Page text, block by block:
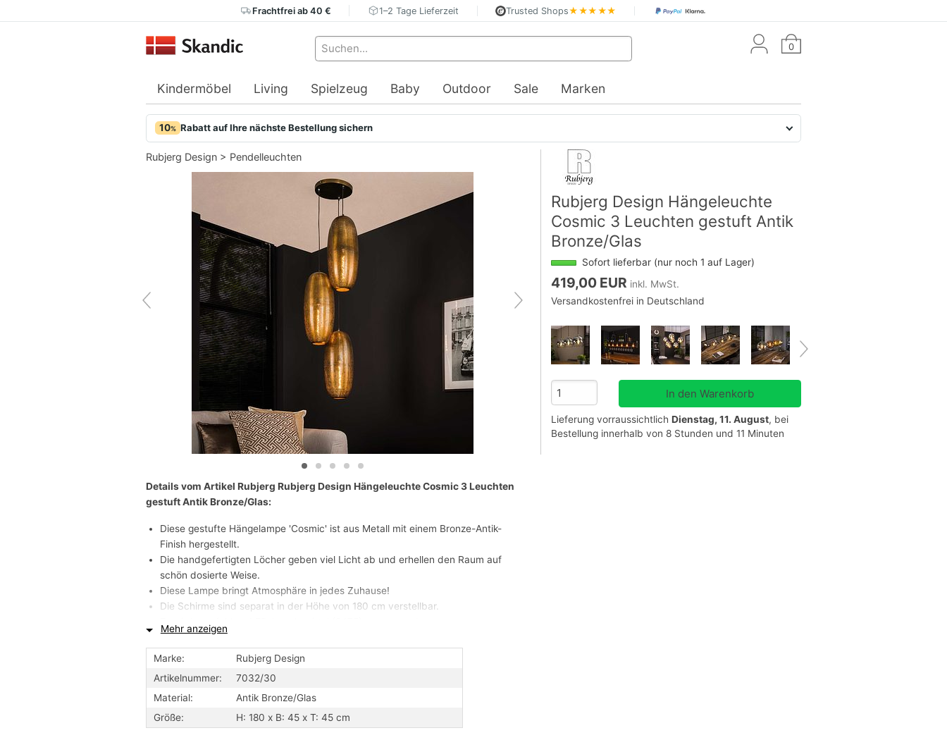
Frachtfrei ab 40 € 1–2 Tage Lieferzeit Trusted Shops★★★★★
0
Kindermöbel Living Spielzeug Baby Outdoor Sale Marken
10% Rabatt auf Ihre nächste Bestellung sichern
Rubjerg Design > Pendelleuchten
Rubjerg Design Hängeleuchte
Cosmic 3 Leuchten gestuft Antik
Bronze/Glas
Sofort lieferbar (nur noch 1 auf Lager)
419,00 EUR inkl. MwSt.
Versandkostenfrei in Deutschland
Lieferung vorraussichtlich Dienstag, 11. August, bei
Bestellung innerhalb von 8 Stunden und 11 Minuten
Details vom Artikel Rubjerg Rubjerg Design Hängeleuchte Cosmic 3 Leuchten
gestuft Antik Bronze/Glas:
Diese gestufte Hängelampe 'Cosmic' ist aus Metall mit einem Bronze-Antik-
Finish hergestellt.
Die handgefertigten Löcher geben viel Licht ab und erhellen den Raum auf
schön dosierte Weise.
Diese Lampe bringt Atmosphäre in jedes Zuhause!
Die Schirme sind separat in der Höhe von 180 cm verstellbar.
Fassung: E27 Max 25W
Sicherheitsklasse: II
Schirm (Abmessung) Ø 25 cm
Mehr anzeigen
Marke:
Rubjerg Design
Artikelnummer:
7032/30
Material:
Antik Bronze/Glas
Größe:
H: 180 x B: 45 x T: 45 cm